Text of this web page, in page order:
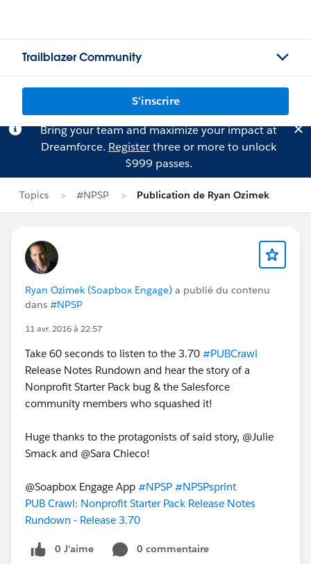
Trailblazer Community
S'inscrire
Bring your team and maximize your impact at
Dreamforce. Registerthree or more to unlock
$999 passes.
Topics #NPSP Publication de Ryan Ozimek
Ryan Ozimek (Soapbox Engage) a publié du contenu
dans #NPSP
11 avr. 2016 à 22:57
Take 60 seconds to listen to the 3.70 #PUBCrawl
Release Notes Rundown and hear the story of a
Nonprofit Starter Pack bug & the Salesforce
community members who squashed it!
Huge thanks to the protagonists of said story, @Julie
Smack and @Sara Chieco!
@Soapbox Engage App #NPSP #NPSPsprint
PUB Crawl: Nonprofit Starter Pack Release Notes
Rundown - Release 3.70
0 J’aime
0 commentaire